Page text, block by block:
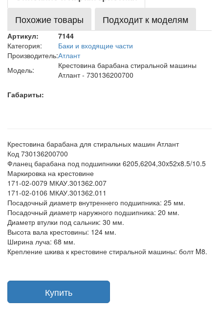
Похожие товары
Подходит к моделям
Артикул:
7144
Категория:
Баки и входящие части
Производитель:Атлант
Модель:
Крестовина барабана стиральной машины
Атлант - 730136200700
Габариты:
Крестовина барабана для стиральных машин Атлант
Код 730136200700
Фланец барабана под подшипники 6205,6204,30x52x8.5/10.5
Маркировка на крестовине
171-02-0079 МКАУ.301362.007
171-02-0106 МКАУ.301362.011
Посадочный диаметр внутреннего подшипника: 25 мм.
Посадочный диаметр наружного подшипника: 20 мм.
Диаметр втулки под сальник: 30 мм.
Высота вала крестовины: 124 мм.
Ширина луча: 68 мм.
Крепление шкива к крестовине стиральной машины: болт M8.